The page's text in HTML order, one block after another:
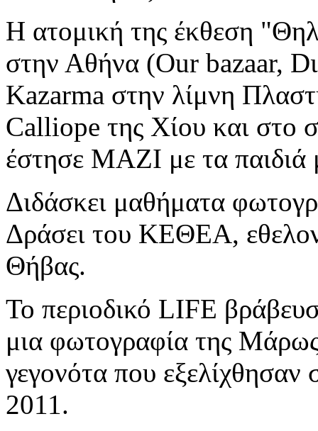
Η ατομική της έκθεση
στην Αθήνα (Οur bazaar,
Kazarma στην λίμνη
Calliope της Χίου και στο
έστησε ΜΑΖΙ με τα παιδιά
Διδάσκει μαθήματα
Δράσει του ΚΕΘΕΑ,
Θήβας.
Το περιοδικό LIFE
μια φωτογραφία της
γεγονότα που
2011.